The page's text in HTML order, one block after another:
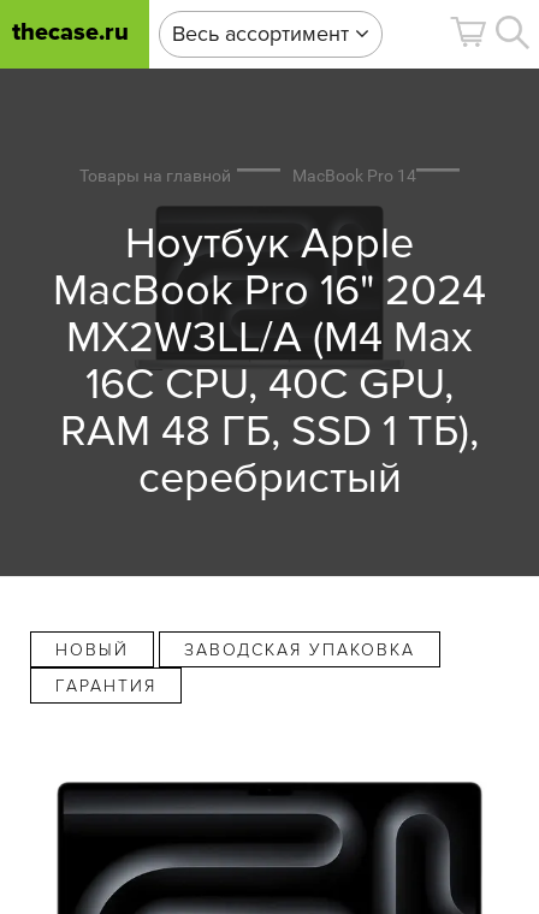
thecase.ru Весь ассортимент
Товары на главной MacBook Pro 14
Ноутбук Apple
MacBook Pro 16" 2024
MX2W3LL/A (M4 Max
16C CPU, 40C GPU,
RAM 48 ГБ, SSD 1 ТБ),
серебристый
НОВЫЙ
ЗАВОДСКАЯ УПАКОВКА
ГАРАНТИЯ